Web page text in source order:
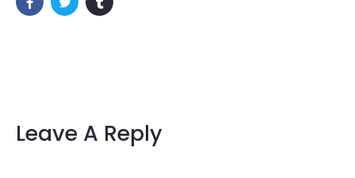
Leave A Reply